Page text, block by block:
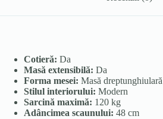
Cotieră: Da
Masă extensibilă: Da
Forma mesei: Masă dreptunghiulară
Stilul interiorului: Modern
Sarcină maximă: 120 kg
Adâncimea scaunului: 48 cm